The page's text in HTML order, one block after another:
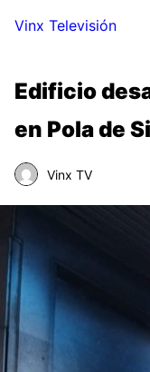
Vinx Televisión
Edificio
en Pola de
Vinx TV